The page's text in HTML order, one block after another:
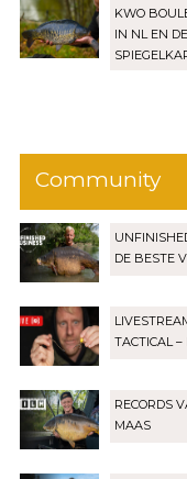
KWO
IN NL EN
Community
DE BESTE
TACTICAL
RECORDS
MAAS